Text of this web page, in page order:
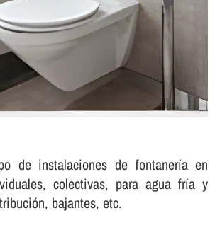
de instalaciones de fontanerí­a en
colectivas, para agua frí­a y
bajantes, etc.